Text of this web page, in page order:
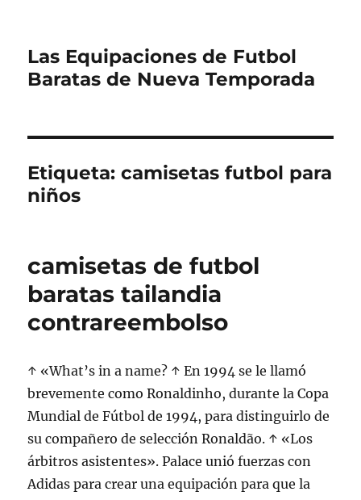
Las Equipaciones de Futbol
Baratas de Nueva Temporada
Etiqueta:camisetas futbol para
niños
camisetas de futbol
baratas tailandia
contrareembolso
↑ «What’s in a name? ↑ En 1994 se le llamó
brevemente como Ronaldinho, durante la Copa
Mundial de Fútbol de 1994, para distinguirlo de
su compañero de selección Ronaldão. ↑ «Los
árbitros asistentes». Palace unió fuerzas con
Adidas para crear una equipación para que la